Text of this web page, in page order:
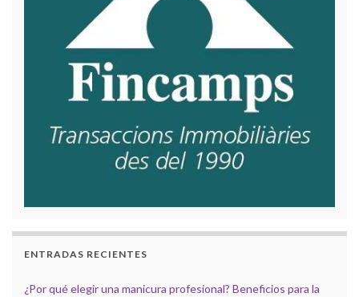
ENTRADAS RECIENTES
¿Por qué elegir una manicura profesional? Beneficios para la